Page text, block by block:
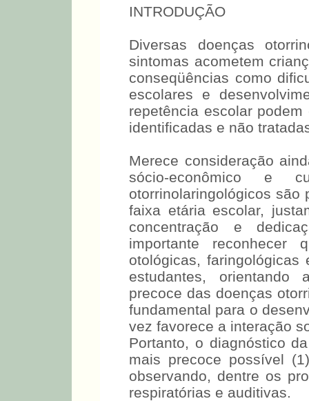
INTRODUÇÃO
Diversas doenças
sintomas acometem
conseqüências como
escolares e
repetência escolar
identificadas e não
Merece consideração
sócio-econômico e
otorrinolaringológicos são
faixa etária escolar,
concentração e
importante reconhecer
otológicas,
estudantes,
precoce das doenças
fundamental para o
vez favorece a interação
Portanto, o diagnóstico
mais precoce possível
observando, dentre os
respiratórias e auditivas.